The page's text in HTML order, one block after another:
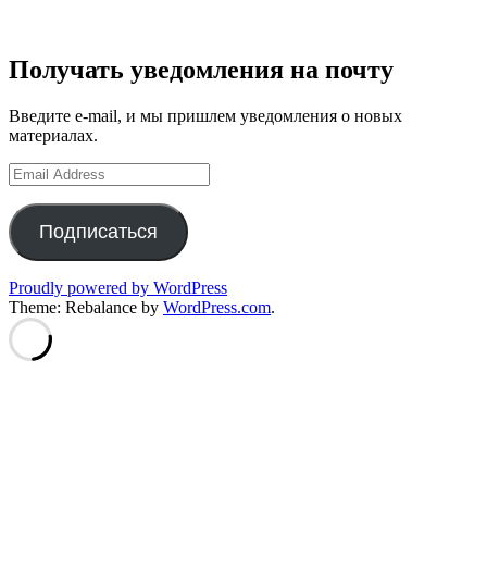
Получать уведомления на почту
Введите e-mail, и мы пришлем уведомления о новых
материалах.
Email
Address
Подписаться
Proudly powered by WordPress
Theme: Rebalance by WordPress.com.